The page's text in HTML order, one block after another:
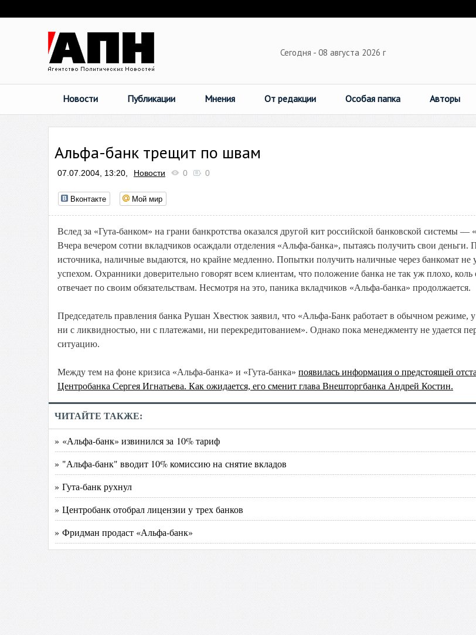
Сегодня - 08 августа 2026 г
Новости Публикации Мнения От редакции Особая папка Авторы
Альфа-банк трещит по швам
07.07.2004, 13:20, Новости 0 0
Вконтакте Мой мир
Вслед за «Гута-банком» на грани банкротства оказался другой кит российской банковской системы —
Вчера вечером сотни вкладчиков осаждали отделения «Альфа-банка», пытаясь получить свои деньги.
источника, наличные выдаются, но крайне медленно. Попытки получить наличные через банкомат не
успехом. Охранники доверительно говорят всем клиентам, что положение банка не так уж плохо, коль
отвечает по своим обязательствам. Несмотря на это, паника вкладчиков «Альфа-банка» продолжается.
Председатель правления банка Рушан Хвестюк заявил, что «Альфа-Банк работает в обычном режиме,
ни с ликвидностью, ни с платежами, ни перекредитованием». Однако пока менеджменту не удается
ситуацию.
Между тем на фоне кризиса «Альфа-банка» и «Гута-банка» появилась информация о предстоящей
Центробанка Сергея Игнатьева. Как ожидается, его сменит глава Внешторгбанка Андрей Костин.
ЧИТАЙТЕ ТАКЖЕ:
» «Альфа-банк» извинился за 10% тариф
» "Альфа-банк" вводит 10% комиссию на снятие вкладов
» Гута-банк рухнул
» Центробанк отобрал лицензии у трех банков
» Фридман продаст «Альфа-банк»